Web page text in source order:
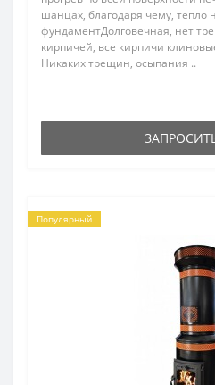
шанцах, благодаря чему, тепло
фундаментДолговечная, нет
кирпичей, все кирпичи
Никаких трещин, осыпания ..
Популярный